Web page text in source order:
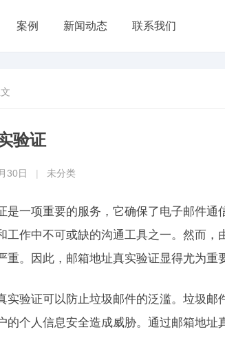
案例 新闻动态 联系我们
验证
30日 未分类
是一项重要的服务，它确保了电子邮件
工作中不可或缺的沟通工具之一。然而
重。因此，邮箱地址真实验证显得尤为重
实验证可以防止垃圾邮件的泛滥。垃圾
的个人信息安全造成威胁。通过邮箱地